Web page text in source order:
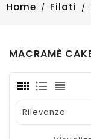
Home Filati
MACRAMÈ
Rilevanza